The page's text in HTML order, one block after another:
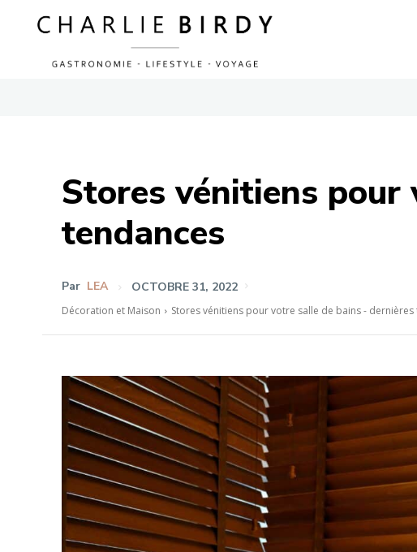
Stores vénitiens pour
tendances
Par LEA OCTOBRE 31, 2022
Décoration et Maison Stores vénitiens pour votre salle de bains - dernières